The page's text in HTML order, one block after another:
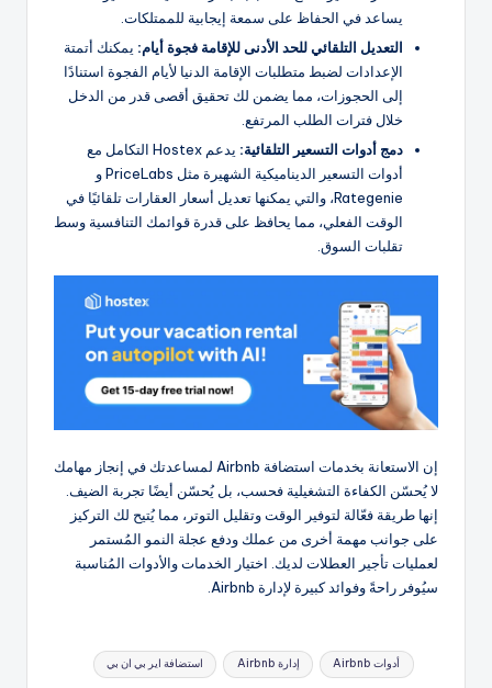
يساعد في الحفاظ على سمعة إيجابية للممتلكات.
التعديل التلقائي للحد الأدنى للإقامة فجوةأيام: يمكنك أتمتة
الإعدادات لضبط متطلبات الإقامة الدنيا لأيام الفجوة استنادًا
إلى الحجوزات، مما يضمن لك تحقيق أقصى قدر من الدخل
خلال فترات الطلب المرتفع.
دمج أدوات التسعير التلقائية:
يدعم Hostex التكامل مع
أدوات التسعير الديناميكية الشهيرة مثل PriceLabs و
Rategenie، والتي يمكنها تعديل أسعار العقارات تلقائيًا في
الوقت الفعلي، مما يحافظ على قدرة قوائمك التنافسية وسط
تقلبات السوق.
إن الاستعانة بخدمات استضافة Airbnb لمساعدتك في إنجاز مهامك
لا يُحسّن الكفاءة التشغيلية فحسب، بل يُحسّن أيضًا تجربة الضيف.
إنها طريقة فعّالة لتوفير الوقت وتقليل التوتر، مما يُتيح لك التركيز
على جوانب مهمة أخرى من عملك ودفع عجلة النمو المُستمر
لعمليات تأجير العطلات لديك. اختيار الخدمات والأدوات المُناسبة
سيُوفر راحةً وفوائد كبيرة لإدارة Airbnb.
العلامات: استضافة اير بي ان بي إدارة Airbnb أدوات Airbnb